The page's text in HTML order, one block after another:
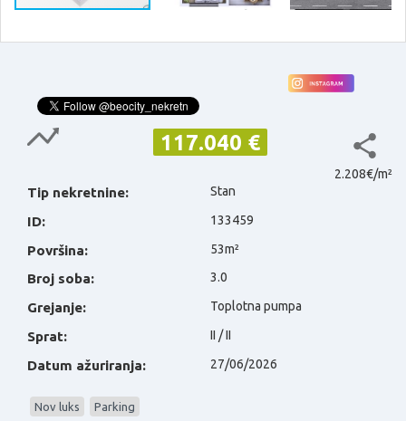
117.040 €
2.208€/m²
Tip nekretnine: Stan
ID: 133459
Površina: 53m²
Broj soba: 3.0
Grejanje: Toplotna pumpa
Sprat: II / II
Datum ažuriranja: 27/06/2026
Nov luks Parking